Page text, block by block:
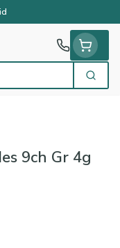
Zoek
9ch Gr 4g